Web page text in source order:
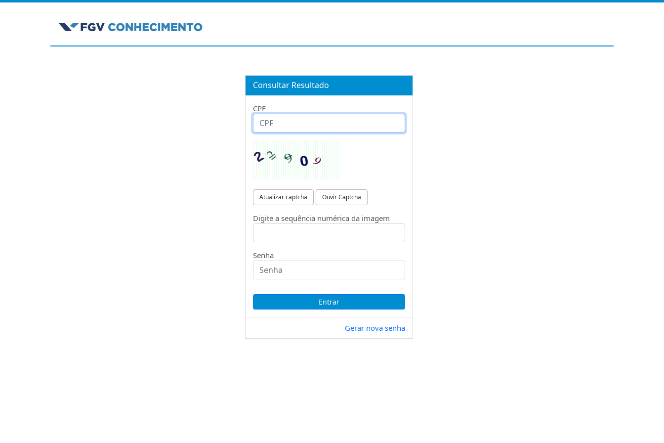
Consultar Resultado
CPF
Atualizar captcha Ouvir Captcha
Digite a sequência numérica da imagem
Senha
Gerar nova senha